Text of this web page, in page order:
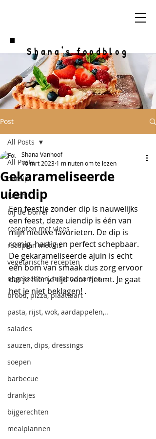
Shana's foodblog
Post
All Posts
ontbijt
lunch
bij de borrel
recepten met vlees
recepten met vis
vegetarische recepten
nagerechten, tussendoortjes,...
brood, pizza, plaattaart
pasta, rijst, wok, aardappelen,..
salades
sauzen, dips, dressings
soepen
barbecue
drankjes
bijgerechten
mealplannen
All Posts
Gekarameliseerde
uiendip
Shana Vanhoof
10 mrt 2023 1 minuten om te lezen
Een feestje zonder dip is nauwelijks
een feest, deze uiendip is één van
mijn nieuwe favorieten. De dip is
romig, hartig en perfect schepbaar.
De gekarameliseerde ajuin is echt
een bom van smaak dus zorg ervoor
dat je hier je tijd voor neemt. Je gaat
het je niet beklagen! .